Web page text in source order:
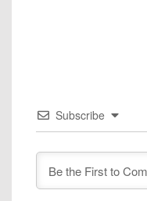
Subscribe